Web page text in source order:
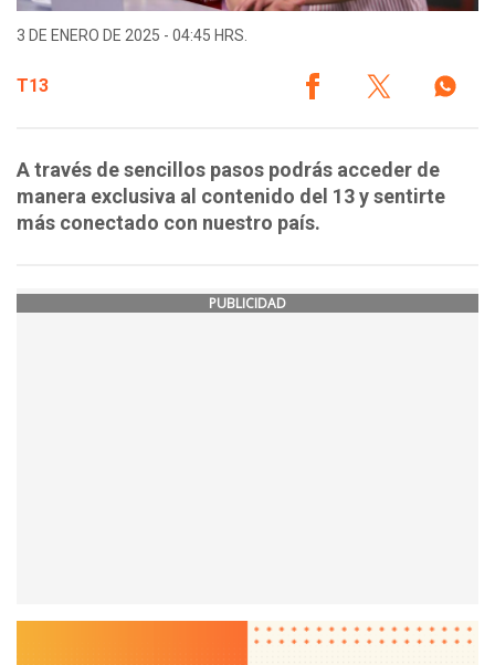
3 DE ENERO DE 2025 - 04:45 HRS.
T13
A través de sencillos pasos podrás acceder de
manera exclusiva al contenido del 13 y sentirte
más conectado con nuestro país.
PUBLICIDAD